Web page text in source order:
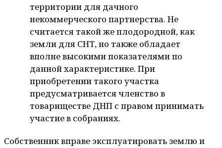
территории для дачного
некоммерческого партнерства. Не
считается такой же плодородной, как
земли для СНТ, но также обладает
вполне высокими показателями по
данной характеристике. При
приобретении такого участка
предусматривается членство в
товариществе ДНП с правом принимать
участие в собраниях.
Собственник вправе эксплуатировать землю и